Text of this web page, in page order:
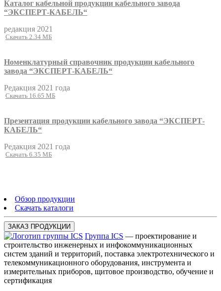
Каталог кабельной продукции кабельного завода
“ЭКСПЕРТ-КАБЕЛЬ“
редакция 2021
Скачать 2.34 МБ
Номенклатурный справочник продукции кабельного
завода “ЭКСПЕРТ-КАБЕЛЬ“
Редакция 2021 года
Скачать 16.65 МБ
Презентация продукции кабельного завода “ЭКСПЕРТ-
КАБЕЛЬ“
Редакция 2021 года
Скачать 6.35 МБ
Обзор продукции
Скачать каталоги
ЗАКАЗ ПРОДУКЦИИ
Группа ICS — проектирование и
строительство инженерных и инфокоммуникационных
систем зданий и территорий, поставка электротехнического и
телекоммуникационного оборудования, инструмента и
измерительных приборов, щитовое производство, обучение и
сертификация